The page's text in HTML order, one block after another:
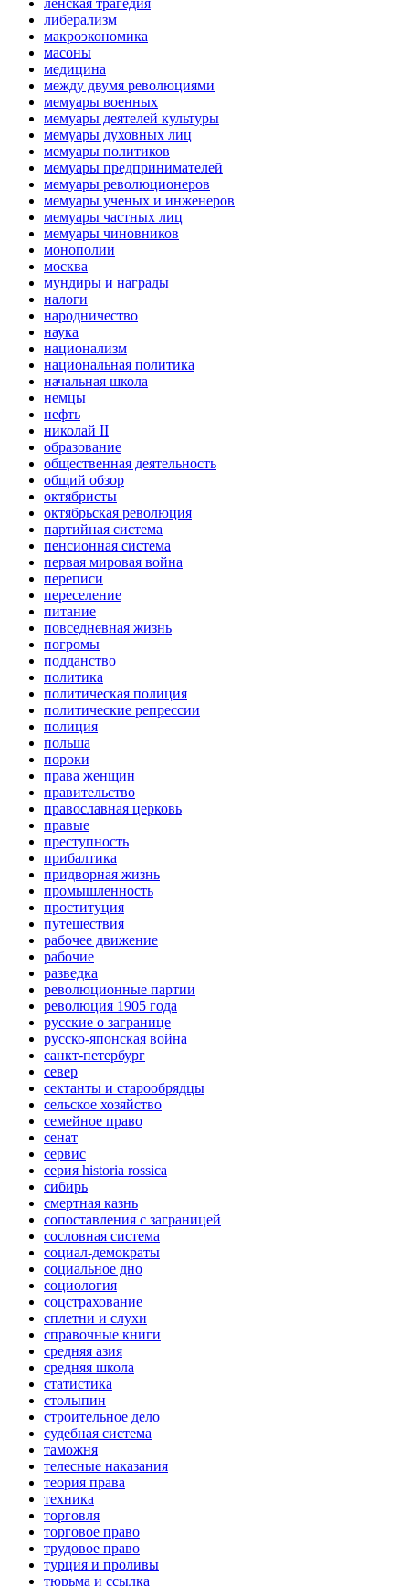
ленская трагедия
либерализм
макроэкономика
масоны
медицина
между двумя революциями
мемуары военных
мемуары деятелей культуры
мемуары духовных лиц
мемуары политиков
мемуары предпринимателей
мемуары революционеров
мемуары ученых и инженеров
мемуары частных лиц
мемуары чиновников
монополии
москва
мундиры и награды
налоги
народничество
наука
национализм
национальная политика
начальная школа
немцы
нефть
николай II
образование
общественная деятельность
общий обзор
октябристы
октябрьская революция
партийная система
пенсионная система
первая мировая война
переписи
переселение
питание
повседневная жизнь
погромы
подданство
политика
политическая полиция
политические репрессии
полиция
польша
пороки
права женщин
правительство
православная церковь
правые
преступность
прибалтика
придворная жизнь
промышленность
проституция
путешествия
рабочее движение
рабочие
разведка
революционные партии
революция 1905 года
русские о загранице
русско-японская война
санкт-петербург
север
сектанты и старообрядцы
сельское хозяйство
семейное право
сенат
сервис
серия historia rossica
сибирь
смертная казнь
сопоставления с заграницей
сословная система
социал-демократы
социальное дно
социология
соцстрахование
сплетни и слухи
справочные книги
средняя азия
средняя школа
статистика
столыпин
строительное дело
судебная система
таможня
телесные наказания
теория права
техника
торговля
торговое право
трудовое право
турция и проливы
тюрьма и ссылка